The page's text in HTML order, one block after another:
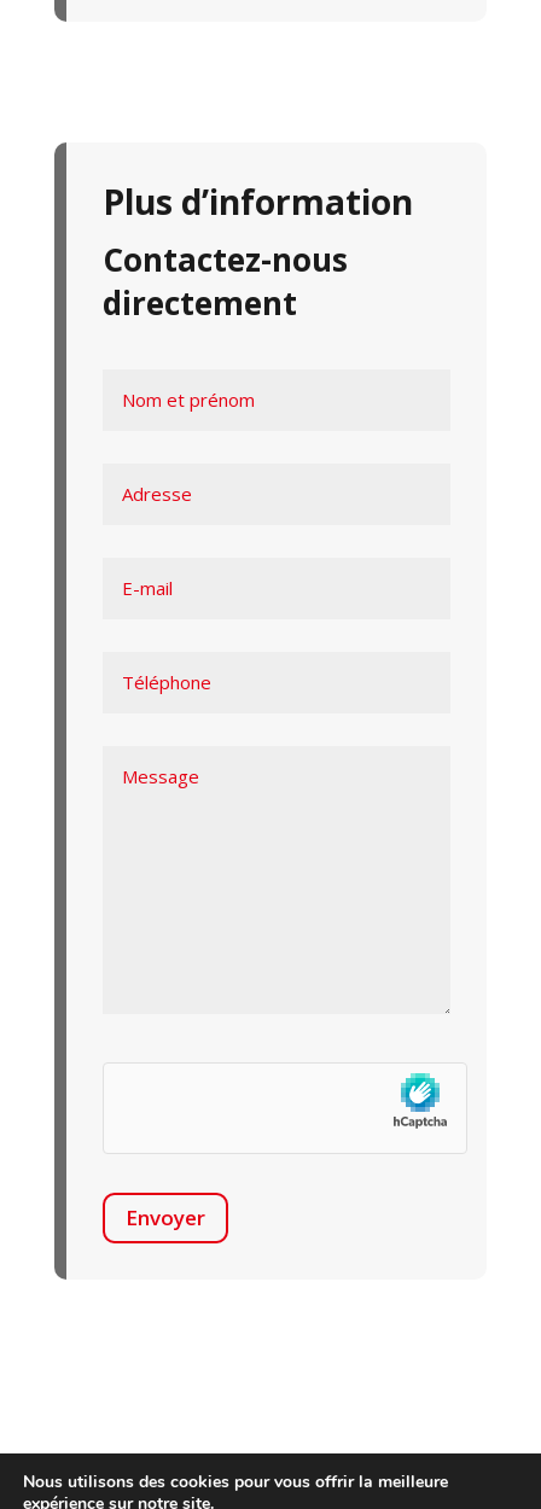
Plus d’information
Contactez-nous
directement
Envoyer
Nous utilisons des cookies pour vous offrir la meilleure
expérience sur notre site.